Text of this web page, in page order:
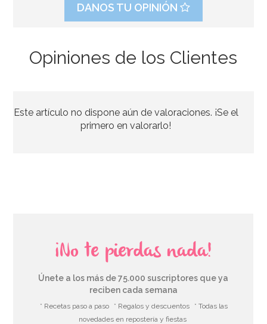
4,50€
DANOS TU OPINIÓN
Opiniones de los Clientes
Este artículo no dispone aún de valoraciones. ¡Se el
primero en valorarlo!
¡No te pierdas nada!
Únete a los más de 75.000 suscriptores que ya
reciben cada semana
* Recetas paso a paso * Regalos y descuentos
* Todas las
novedades en repostería y fiestas